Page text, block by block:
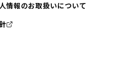
情報のお取扱いについて